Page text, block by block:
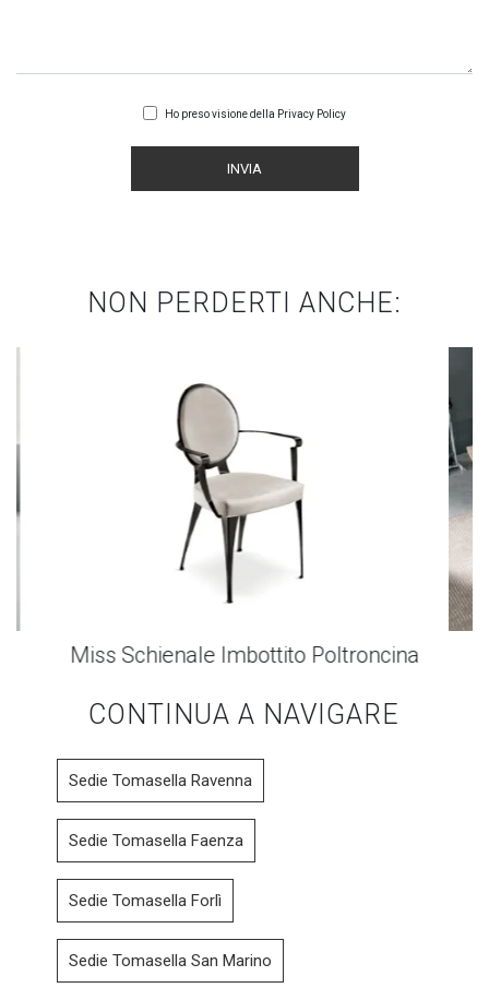
Ho preso visione della Privacy Policy
INVIA
NON PERDERTI ANCHE:
Miss Schienale Imbottito Poltroncina
CONTINUA A NAVIGARE
Sedie Tomasella Ravenna
Sedie Tomasella Faenza
Sedie Tomasella Forlì
Sedie Tomasella San Marino